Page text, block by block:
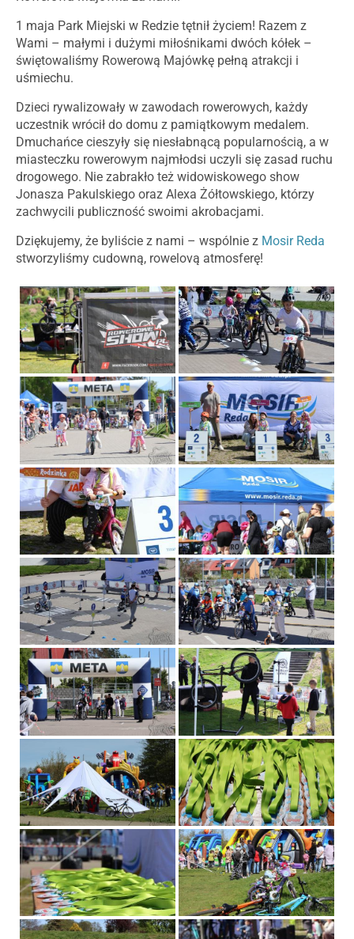
1 maja Park Miejski w Redzie tętnił życiem! Razem z
Wami – małymi i dużymi miłośnikami dwóch kółek –
świętowaliśmy Rowerową Majówkę pełną atrakcji i
uśmiechu.
Dzieci rywalizowały w zawodach rowerowych, każdy
uczestnik wrócił do domu z pamiątkowym medalem.
Dmuchańce cieszyły się niesłabnącą popularnością, a w
miasteczku rowerowym najmłodsi uczyli się zasad ruchu
drogowego. Nie zabrakło też widowiskowego show
Jonasza Pakulskiego oraz Alexa Żółtowskiego, którzy
zachwycili publiczność swoimi akrobacjami.
Dziękujemy, że byliście z nami – wspólnie z Mosir Reda
stworzyliśmy cudowną, rowelovą atmosferę!